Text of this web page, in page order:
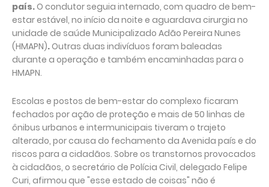
país. O condutor seguia internado, com quadro de bem-
estar estável, no início da noite e aguardava cirurgia no
unidade de saúde Municipalizado Adão Pereira Nunes
(HMAPN). Outras duas indivíduos foram baleadas
durante a operação e também encaminhadas para o
HMAPN.
Escolas e postos de bem-estar do complexo ficaram
fechados por ação de proteção e mais de 50 linhas de
ônibus urbanos e intermunicipais tiveram o trajeto
alterado, por causa do fechamento da Avenida país e do
riscos para a cidadãos. Sobre os transtornos provocados
à cidadãos, o secretário de Polícia Civil, delegado Felipe
Curi, afirmou que "esse estado de coisas" não é